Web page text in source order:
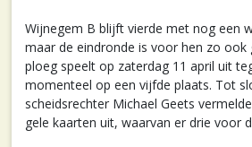
Wijnegem B blijft vierde met nog een
maar de eindronde is voor hen zo ook
ploeg speelt op zaterdag 11 april uit
momenteel op een vijfde plaats. Tot
scheidsrechter Michael Geets
gele kaarten uit, waarvan er drie voor